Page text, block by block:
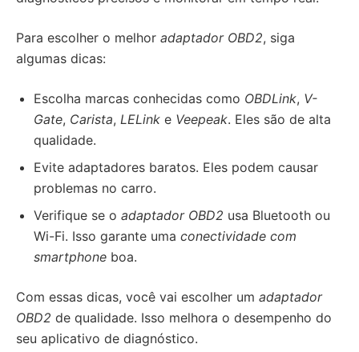
Para escolher o melhor adaptador OBD2, siga
algumas dicas:
Escolha marcas conhecidas como OBDLink, V-
Gate, Carista, LELink e Veepeak. Eles são de alta
qualidade.
Evite adaptadores baratos. Eles podem causar
problemas no carro.
Verifique se o adaptador OBD2 usa Bluetooth ou
Wi-Fi. Isso garante uma conectividade com
smartphone boa.
Com essas dicas, você vai escolher um adaptador
OBD2 de qualidade. Isso melhora o desempenho do
seu aplicativo de diagnóstico.